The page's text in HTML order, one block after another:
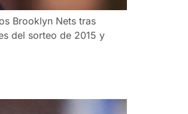
Brooklyn Nets tras
del sorteo de 2015 y